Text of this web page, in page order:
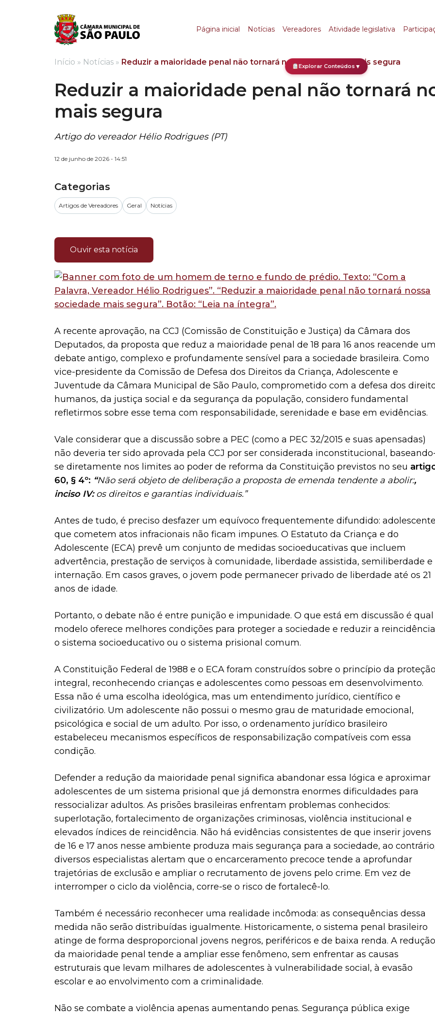
Reduzir a maioridade penal não tornará
Explorar Conteúdos▼
Página inicial Notícias Vereadores Atividade legislativa
Início » Notícias » Reduzir a maioridade penal não tornará nossa sociedade mais segura
Reduzir a maioridade penal não tornará
mais segura
Artigo do vereador Hélio Rodrigues (PT)
12 de junho de 2026 - 14:51
Categorias
Artigos de Vereadores Geral Notícias
Ouvir esta notícia
A recente aprovação, na CCJ (Comissão de Constituição e Justiça) da Câmara dos
Deputados, da proposta que reduz a maioridade penal de 18 para 16 anos reacende um
debate antigo, complexo e profundamente sensível para a sociedade brasileira. Como
vice-presidente da Comissão de Defesa dos Direitos da Criança, Adolescente e
Juventude da Câmara Municipal de São Paulo, comprometido com a defesa dos
humanos, da justiça social e da segurança da população, considero fundamental
refletirmos sobre esse tema com responsabilidade, serenidade e base em evidências.
Vale considerar que a discussão sobre a PEC (como a PEC 32/2015 e suas apensadas)
não deveria ter sido aprovada pela CCJ por ser considerada inconstitucional,
se diretamente nos limites ao poder de reforma da Constituição previstos no seu
60, § 4º: “Não será objeto de deliberação a proposta de emenda tendente a abolir:,
inciso IV:os direitos e garantias individuais.”
Antes de tudo, é preciso desfazer um equívoco frequentemente difundido:
que cometem atos infracionais não ficam impunes. O Estatuto da Criança e do
Adolescente (ECA) prevê um conjunto de medidas socioeducativas que incluem
advertência, prestação de serviços à comunidade, liberdade assistida, semiliberdade e
internação. Em casos graves, o jovem pode permanecer privado de liberdade até os 21
anos de idade.
Portanto, o debate não é entre punição e impunidade. O que está em discussão é qual
modelo oferece melhores condições para proteger a sociedade e reduzir a
o sistema socioeducativo ou o sistema prisional comum.
A Constituição Federal de 1988 e o ECA foram construídos sobre o princípio da proteção
integral, reconhecendo crianças e adolescentes como pessoas em desenvolvimento.
Essa não é uma escolha ideológica, mas um entendimento jurídico, científico e
civilizatório. Um adolescente não possui o mesmo grau de maturidade emocional,
psicológica e social de um adulto. Por isso, o ordenamento jurídico brasileiro
estabeleceu mecanismos específicos de responsabilização compatíveis com essa
condição.
Defender a redução da maioridade penal significa abandonar essa lógica e aproximar
adolescentes de um sistema prisional que já demonstra enormes dificuldades para
ressocializar adultos. As prisões brasileiras enfrentam problemas conhecidos:
superlotação, fortalecimento de organizações criminosas, violência institucional e
elevados índices de reincidência. Não há evidências consistentes de que inserir jovens
de 16 e 17 anos nesse ambiente produza mais segurança para a sociedade, ao
diversos especialistas alertam que o encarceramento precoce tende a aprofundar
trajetórias de exclusão e ampliar o recrutamento de jovens pelo crime. Em vez de
interromper o ciclo da violência, corre-se o risco de fortalecê-lo.
Também é necessário reconhecer uma realidade incômoda: as consequências dessa
medida não serão distribuídas igualmente. Historicamente, o sistema penal brasileiro
atinge de forma desproporcional jovens negros, periféricos e de baixa renda. A redução
da maioridade penal tende a ampliar esse fenômeno, sem enfrentar as causas
estruturais que levam milhares de adolescentes à vulnerabilidade social, à evasão
escolar e ao envolvimento com a criminalidade.
Não se combate a violência apenas aumentando penas. Segurança pública exige